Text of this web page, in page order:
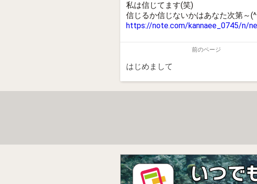
私は信じてます(笑)
信じるか信じないかはあなた次第～
https://note.com/kannaee_0745/n/
前のページ
はじめまして